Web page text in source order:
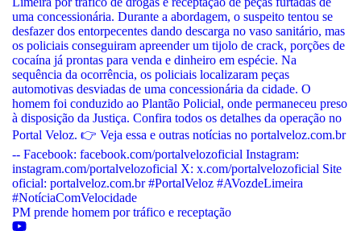
PM prende homem por tráfico e receptação